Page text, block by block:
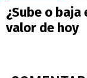
¿Sube o baja
valor de hoy